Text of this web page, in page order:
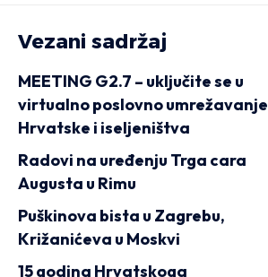
Vezani sadržaj
MEETING G2.7 – uključite se u
virtualno poslovno umrežavanje
Hrvatske i iseljeništva
Radovi na uređenju Trga cara
Augusta u Rimu
Puškinova bista u Zagrebu,
Križanićeva u Moskvi
15 godina Hrvatskoga